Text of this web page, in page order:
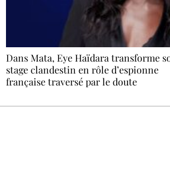
Dans Mata, Eye Haïdara transforme
stage clandestin en rôle d’espionne
française traversé par le doute